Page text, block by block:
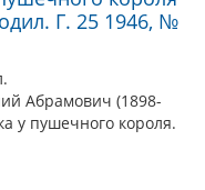
Г. 25 1946, №
Абрамович (1898-
у пушечного короля.